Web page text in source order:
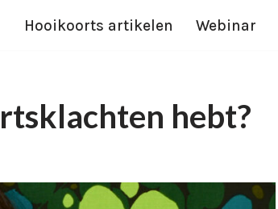
Hooikoorts artikelen Webinar
hebt?